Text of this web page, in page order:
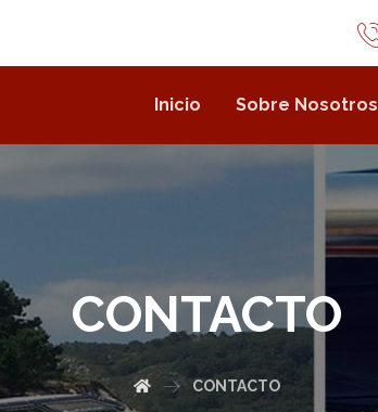
Inicio Sobre Nosotros
CONTACTO
CONTACTO